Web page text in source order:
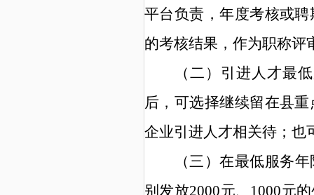
平台负责，年度考核或
的考核结果，作为职称评
（二 ） 引进人才最
后， 可选择继续留在县重
企业引进人才相关待 ； 也
（三 ）在最低服务年
别发放2000元、 1000元